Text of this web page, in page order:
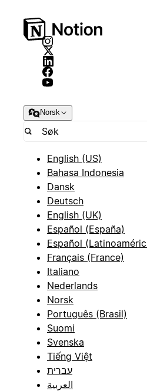
Norsk
English (US)
Bahasa Indonesia
Dansk
Deutsch
English (UK)
Español (España)
Español
Français (France)
Italiano
Nederlands
Norsk
Português (Brasil)
Suomi
Svenska
Tiếng Việt
עברית
العربية